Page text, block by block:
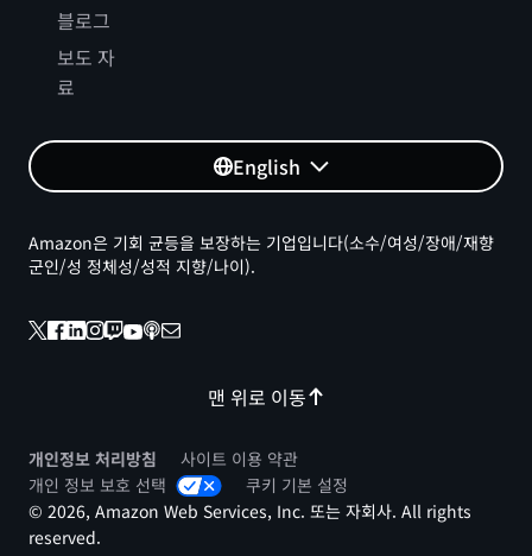
블로그
보도 자
료
English
맨 위로 이동
Amazon은 기회 균등을 보장하는 기업입니다(소수/여성/장애/재향
군인/성 정체성/성적 지향/나이).
개인정보 처리방침
사이트 이용 약관
개인 정보 보호 선택
쿠키 기본 설정
© 2026, Amazon Web Services, Inc. 또는 자회사. All rights
reserved.